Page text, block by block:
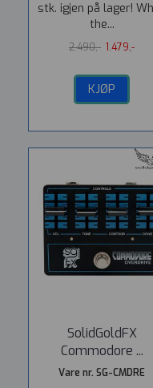
stk. igjen på lager!
the...
2.490,- 1.479,-
KJØP
SolidGoldFX
Commodore ...
Vare nr. SG-CMDRE